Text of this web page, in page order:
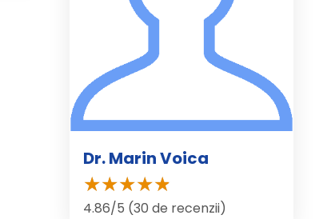
Dr. Marin Voica
4.86/5 (30 de recenzii)